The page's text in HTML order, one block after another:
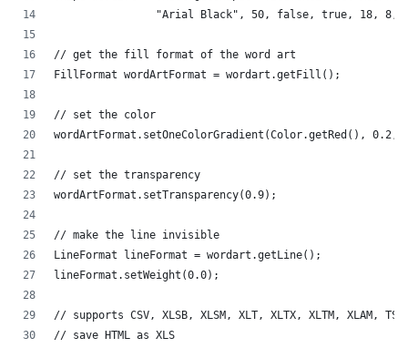
"Arial Black", 50, false, true, 18, 8,
// get the fill format of the word art
FillFormat wordArtFormat = wordart.getFill();
// set the color
wordArtFormat.setOneColorGradient(Color.getRed(), 0.2,
// set the transparency
wordArtFormat.setTransparency(0.9);
// make the line invisible
LineFormat lineFormat = wordart.getLine();
lineFormat.setWeight(0.0);
// supports CSV, XLSB, XLSM, XLT, XLTX, XLTM, XLAM,
// save HTML as XLS